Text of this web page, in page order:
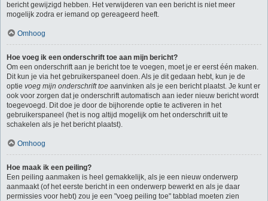
bericht gewijzigd hebben. Het verwijderen van een bericht is niet meer
mogelijk zodra er iemand op gereageerd heeft.
Omhoog
Hoe voeg ik een onderschrift toe aan mijn bericht?
Om een onderschrift aan je bericht toe te voegen, moet je er eerst één maken.
Dit kun je via het gebruikerspaneel doen. Als je dit gedaan hebt, kun je de
optie voeg mijn onderschrift toe aanvinken als je een bericht plaatst. Je kunt er
ook voor zorgen dat je onderschrift automatisch aan ieder nieuw bericht wordt
toegevoegd. Dit doe je door de bijhorende optie te activeren in het
gebruikerspaneel (het is nog altijd mogelijk om het onderschrift uit te
schakelen als je het bericht plaatst).
Omhoog
Hoe maak ik een peiling?
Een peiling aanmaken is heel gemakkelijk, als je een nieuw onderwerp
aanmaakt (of het eerste bericht in een onderwerp bewerkt en als je daar
permissies voor hebt) zou je een "voeg peiling toe" tabblad moeten zien